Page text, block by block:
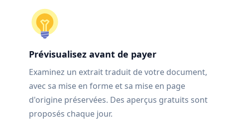
Prévisualisez avant de payer
Examinez un extrait traduit de votre document,
avec sa mise en forme et sa mise en page
d'origine préservées. Des aperçus gratuits sont
proposés chaque jour.